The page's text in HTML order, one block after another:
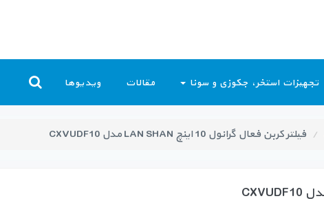
تجهیزات استخر، جکوزی و سونا مقالات ویدیوها
فیلتر کربن فعال گرانول 10 اینچ LAN SHAN مدل CXVUDF10